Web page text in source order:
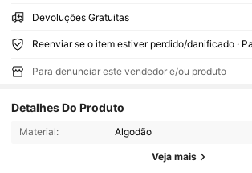
Devoluções Gratuitas
Para denunciar este vendedor e/ou produto
Detalhes Do Produto
Material: Algodão
Veja mais
4,69 13 Seguidores